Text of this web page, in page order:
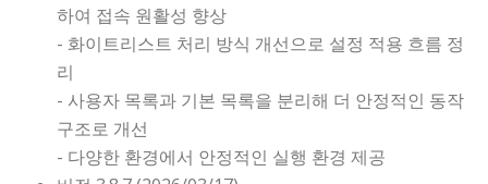
하여 접속 원활성 향상
- 화이트리스트 처리 방식 개선으로 설정 적용 흐름 정
리
- 사용자 목록과 기본 목록을 분리해 더 안정적인 동작
구조로 개선
- 다양한 환경에서 안정적인 실행 환경 제공